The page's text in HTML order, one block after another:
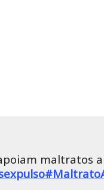
maltratos a